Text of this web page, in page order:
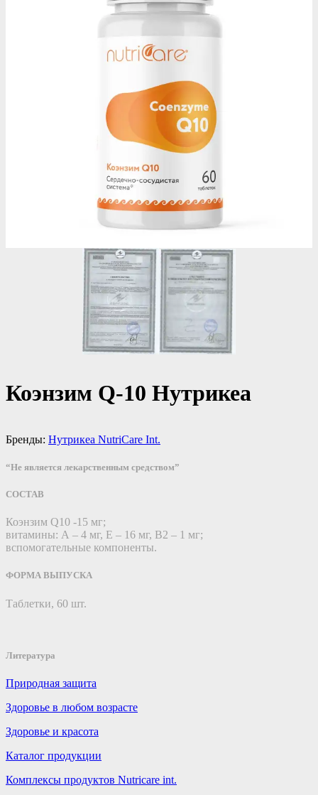
Коэнзим Q-10 Нутрикеа
Бренды: Нутрикеа NutriCare Int.
“Не является лекарственным средством”
СОСТАВ
Коэнзим Q10 -15 мг;
витамины: А – 4 мг, Е – 16 мг, В2 – 1 мг;
вспомогательные компоненты.
ФОРМА ВЫПУСКА
Таблетки, 60 шт.
Литература
Природная защита
Здоровье в любом возрасте
Здоровье и красота
Каталог продукции
Комплексы продуктов Nutricare int.